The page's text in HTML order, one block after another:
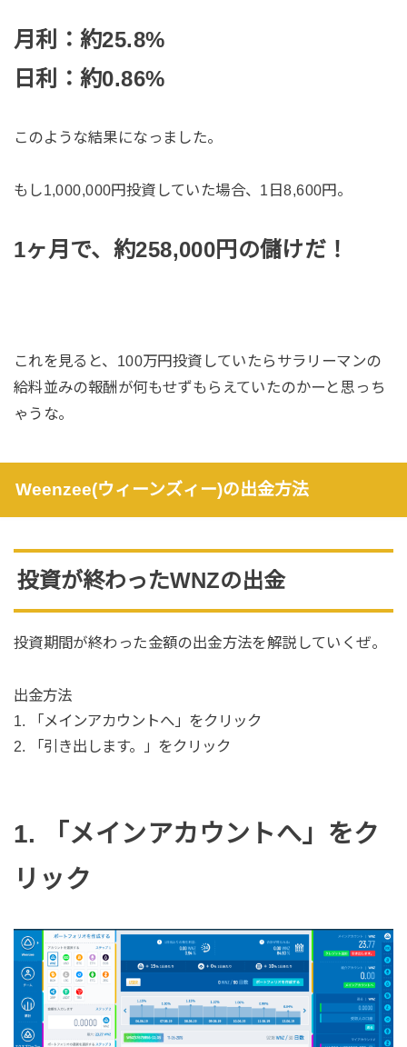
月利：約25.8%
日利：約0.86%
このような結果になっました。
もし1,000,000円投資していた場合、1日8,600円。
1ヶ月で、 約258,000円 の儲けだ！
これを見ると、100万円投資していたらサラリーマンの
給料並みの報酬が何もせずもらえていたのかーと思っち
ゃうな。
Weenzee(ウィーンズィー)の出金方法
投資が終わったWNZの出金
投資期間が終わった金額の出金方法を解説していくぜ。
出金方法
1. 「メインアカウントへ」をクリック
2. 「引き出します。」をクリック
1. 「メインアカウントへ」をク
リック